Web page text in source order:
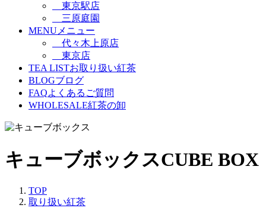
東京駅店
三原庭園
MENUメニュー
代々木上原店
東京店
TEA LISTお取り扱い紅茶
BLOGブログ
FAQよくあるご質問
WHOLESALE紅茶の卸
キューブボックスCUBE BOX
TOP
取り扱い紅茶